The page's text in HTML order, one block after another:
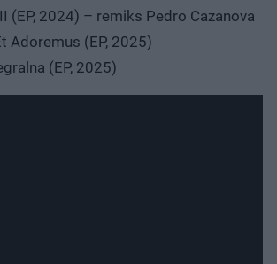
(EP, 2024) – remiks Pedro Cazanova
Adoremus (EP, 2025)
(EP, 2025)